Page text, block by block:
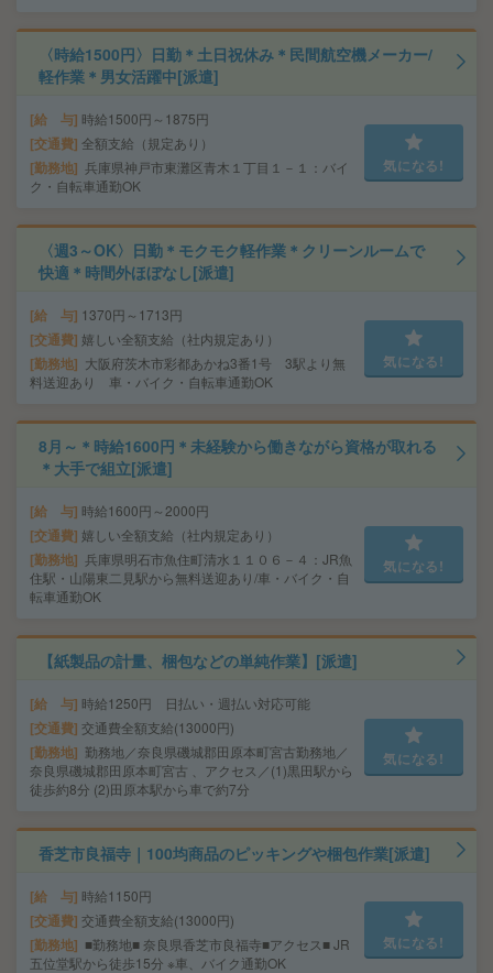
〈時給1500円〉日勤＊土日祝休み＊民間航空機メーカー/
軽作業＊男女活躍中[派遣]
給 与 時給1500円～1875円
交通費 全額支給（規定あり）
勤務地 兵庫県神戸市東灘区青木１丁目１－１：バイ
ク・自転車通勤OK
気になる!
〈週3～OK〉日勤＊モクモク軽作業＊クリーンルームで
快適＊時間外ほぼなし[派遣]
給 与 1370円～1713円
交通費 嬉しい全額支給（社内規定あり）
勤務地
大阪府茨木市彩都あかね3番1号 3駅より無
料送迎あり 車・バイク・自転車通勤OK
気になる!
8月～＊時給1600円＊未経験から働きながら資格が取れる
＊大手で組立[派遣]
給 与 時給1600円～2000円
交通費 嬉しい全額支給（社内規定あり）
勤務地 兵庫県明石市魚住町清水１１０６－４：JR魚
住駅・山陽東二見駅から無料送迎あり/車・バイク・自
転車通勤OK
気になる!
【紙製品の計量、梱包などの単純作業】[派遣]
給 与 時給1250円 日払い・週払い対応可能
交通費 交通費全額支給(13000円)
勤務地 勤務地／奈良県磯城郡田原本町宮古勤務地／
奈良県磯城郡田原本町宮古 、アクセス／(1)黒田駅から
徒歩約8分 (2)田原本駅から車で約7分
気になる!
香芝市良福寺｜100均商品のピッキングや梱包作業[派遣]
給 与 時給1150円
交通費 交通費全額支給(13000円)
勤務地
■勤務地■ 奈良県香芝市良福寺■アクセス■ JR
五位堂駅から徒歩15分 ※車、バイク通勤OK
気になる!